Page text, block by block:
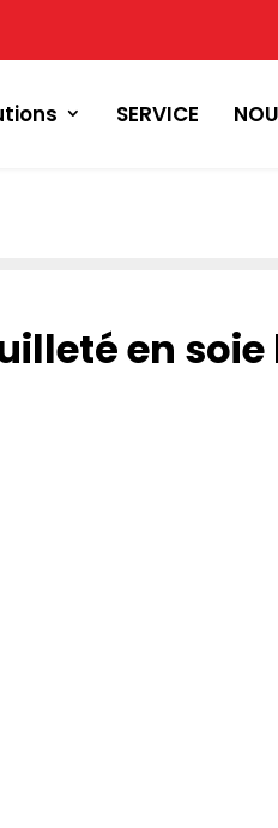
SERVICE
en